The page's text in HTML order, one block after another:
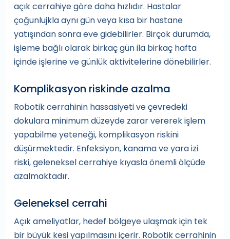
açık cerrahiye göre daha hızlıdır. Hastalar
çoğunlujkla aynı gün veya kısa bir hastane
yatışından sonra eve gidebilirler. Birçok durumda,
işleme bağlı olarak birkaç gün ila birkaç hafta
içinde işlerine ve günlük aktivitelerine dönebilirler.
Komplikasyon riskinde azalma
Robotik cerrahinin hassasiyeti ve çevredeki
dokulara minimum düzeyde zarar vererek işlem
yapabilme yeteneği, komplikasyon riskini
düşürmektedir. Enfeksiyon, kanama ve yara izi
riski, geleneksel cerrahiye kıyasla önemli ölçüde
azalmaktadır.
Geleneksel cerrahi
Açık ameliyatlar, hedef bölgeye ulaşmak için tek
bir büyük kesi yapılmasını içerir. Robotik cerrahinin